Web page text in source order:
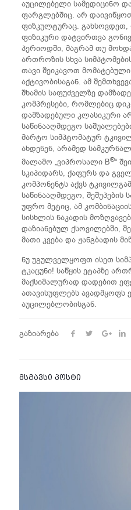
აუცილებელი სამედიცინო
ფარგლებშიც. არ
ფიზკულტურაც.
ფიზიკური დატვირთვა
პერიოდში, მაგრამ თუ
ართროზის სხვა
თავი შეიკავოთ
აქტივობისაგან. ამ
შხამის საფუძველზე
კომპრესები, რომლებიც
დამზადებული კლასიკური
საწინააღმდეგო
მარტო სიმპტომატურ
ახდენენ, არამედ
მალამო „ვიპროსალი B®“
სკიპიდარს, ქაფურს და
კომპონენტს აქვს
საწინააღმდეგო, შეშუპების
უფრო მეტიც, ამ
სისხლის ნაკადის
დაზიანებულ ქსოვილებში,
მათი კვება და ჟანგბადის
ნუ უგულველყოფთ ისეთ
ტკაცუნი! საწყის ეტაპზე
მაქსიმალურად დადებით
ათავისუფლებს ავადმყოფს
აუცილებლობისგან.
გაზიარება
მსგავსი პოსტი